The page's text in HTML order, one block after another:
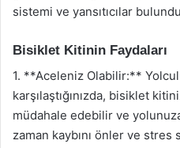
sistemi ve yansıtıcılar
Bisiklet Kitinin Faydaları
1. **Aceleniz Olabilir:**
karşılaştığınızda, bisiklet
müdahale edebilir ve
zaman kaybını önler ve stres